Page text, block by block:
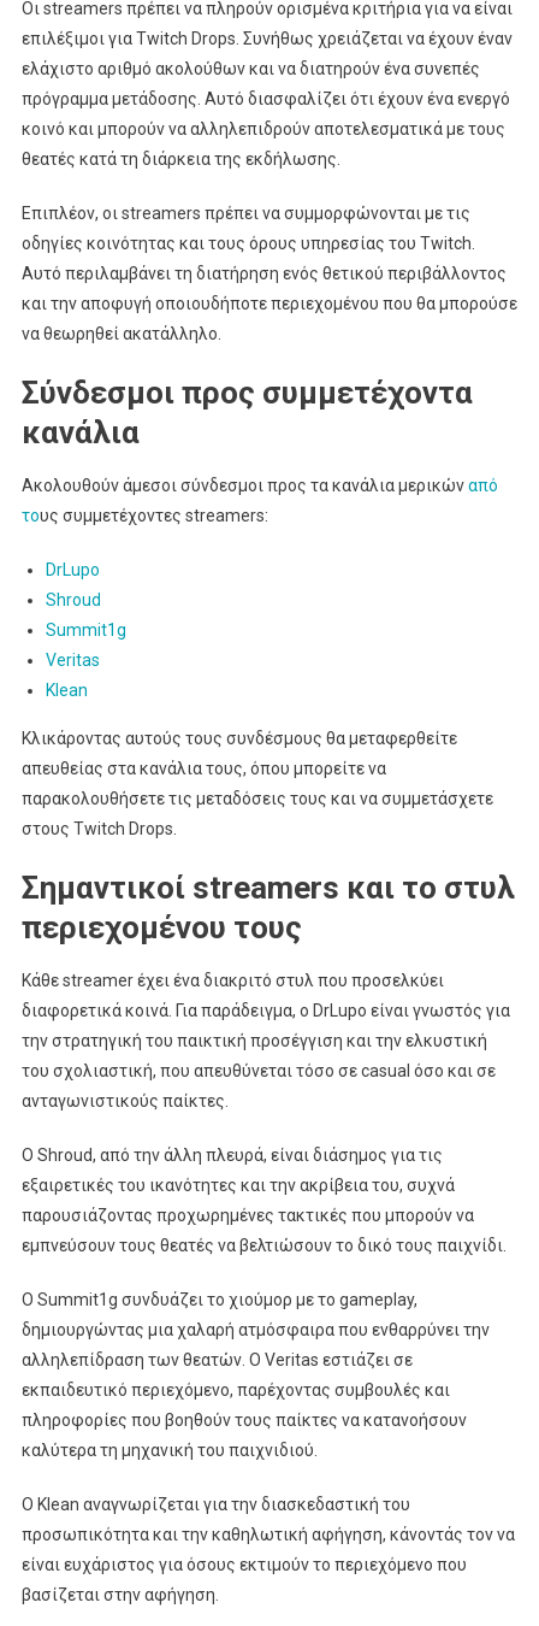
Οι streamers πρέπει να πληρούν ορισμένα κριτήρια για να είναι
επιλέξιμοι για Twitch Drops. Συνήθως χρειάζεται να έχουν έναν
ελάχιστο αριθμό ακολούθων και να διατηρούν ένα συνεπές
πρόγραμμα μετάδοσης. Αυτό διασφαλίζει ότι έχουν ένα ενεργό
κοινό και μπορούν να αλληλεπιδρούν αποτελεσματικά με τους
θεατές κατά τη διάρκεια της εκδήλωσης.
Επιπλέον, οι streamers πρέπει να συμμορφώνονται με τις
οδηγίες κοινότητας και τους όρους υπηρεσίας του Twitch.
Αυτό περιλαμβάνει τη διατήρηση ενός θετικού περιβάλλοντος
και την αποφυγή οποιουδήποτε περιεχομένου που θα μπορούσε
να θεωρηθεί ακατάλληλο.
Σύνδεσμοι προς συμμετέχοντα
κανάλια
Ακολουθούν άμεσοι σύνδεσμοι προς τα κανάλια μερικώναπό
τους συμμετέχοντες streamers:
DrLupo
Shroud
Summit1g
Veritas
Klean
Κλικάροντας αυτούς τους συνδέσμους θα μεταφερθείτε
απευθείας στα κανάλια τους, όπου μπορείτε να
παρακολουθήσετε τις μεταδόσεις τους και να συμμετάσχετε
στους Twitch Drops.
Σημαντικοί streamers και το στυλ
περιεχομένου τους
Κάθε streamer έχει ένα διακριτό στυλ που προσελκύει
διαφορετικά κοινά. Για παράδειγμα, ο DrLupo είναι γνωστός για
την στρατηγική του παικτική προσέγγιση και την ελκυστική
του σχολιαστική, που απευθύνεται τόσο σε casual όσο και σε
ανταγωνιστικούς παίκτες.
Ο Shroud, από την άλλη πλευρά, είναι διάσημος για τις
εξαιρετικές του ικανότητες και την ακρίβεια του, συχνά
παρουσιάζοντας προχωρημένες τακτικές που μπορούν να
εμπνεύσουν τους θεατές να βελτιώσουν το δικό τους παιχνίδι.
Ο Summit1g συνδυάζει το χιούμορ με το gameplay,
δημιουργώντας μια χαλαρή ατμόσφαιρα που ενθαρρύνει την
αλληλεπίδραση των θεατών. Ο Veritas εστιάζει σε
εκπαιδευτικό περιεχόμενο, παρέχοντας συμβουλές και
πληροφορίες που βοηθούν τους παίκτες να κατανοήσουν
καλύτερα τη μηχανική του παιχνιδιού.
Ο Klean αναγνωρίζεται για την διασκεδαστική του
προσωπικότητα και την καθηλωτική αφήγηση, κάνοντάς τον να
είναι ευχάριστος για όσους εκτιμούν το περιεχόμενο που
βασίζεται στην αφήγηση.